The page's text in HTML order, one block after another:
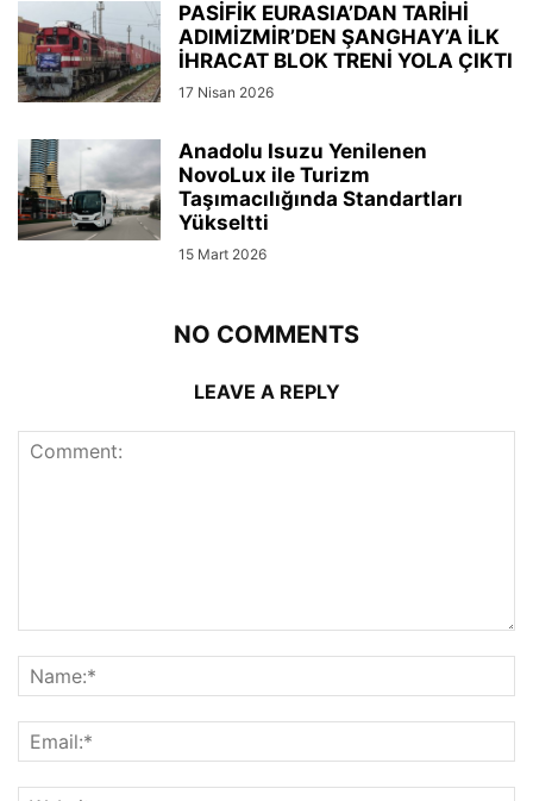
PASİFİK EURASIA’DAN TARİHİ
ADIMİZMİR’DEN ŞANGHAY’A İLK
İHRACAT BLOK TRENİ YOLA ÇIKTI
17 Nisan 2026
Anadolu Isuzu Yenilenen
NovoLux ile Turizm
Taşımacılığında Standartları
Yükseltti
15 Mart 2026
NO COMMENTS
LEAVE A REPLY